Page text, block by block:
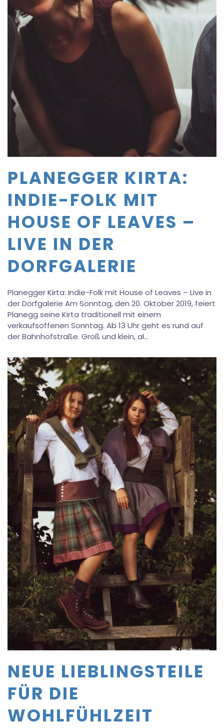
PLANEGGER KIRTA:
INDIE-FOLK MIT
HOUSE OF LEAVES –
LIVE IN DER
DORFGALERIE
Planegger Kirta: Indie-Folk mit House of Leaves – Live in
der Dorfgalerie Am Sonntag, den 20. Oktober 2019, feiert
Planegg seine Kirta traditionell mit einem
verkaufsoffenen Sonntag. Ab 13 Uhr geht es rund auf
der Bahnhofstraße. Groß und klein, al…
NEUE LIEBLINGSTEILE
FÜR DIE
WOHLFÜHLZEIT